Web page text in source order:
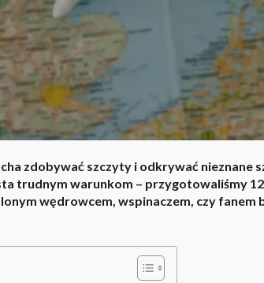
zdobywać szczyty i odkrywać nieznane
trudnym warunkom – przygotowaliśmy
wędrowcem, wspinaczem, czy